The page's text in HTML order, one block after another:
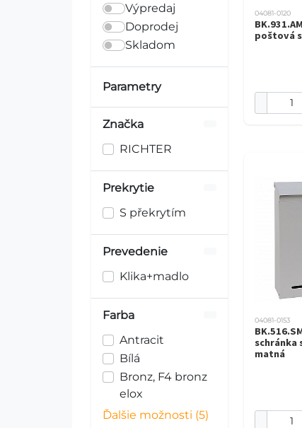
Výpredaj
Doprodej
Skladom
Parametry
Značka
RICHTER
Prekrytie
S překrytím
Prevedenie
Klika+madlo
Farba
Antracit
Bílá
Bronz, F4 bronz
elox
Ďalšie možnosti (5)
04081-0120
poštová
04081-0153
matná